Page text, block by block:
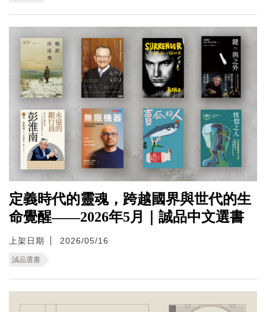
定義時代的靈魂，跨越國界與世代的生
命覺醒——2026年5月｜誠品中文選書
上架日期 2026/05/16
誠品選書